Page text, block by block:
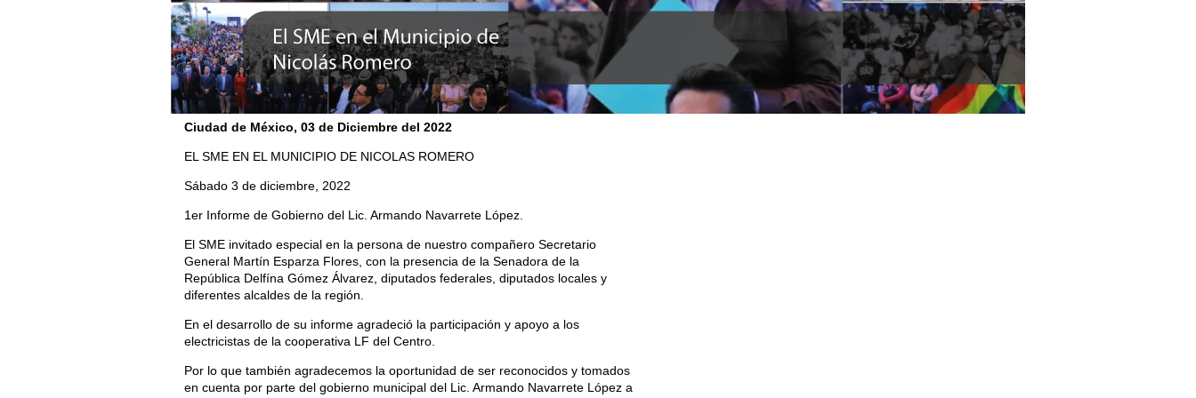
Ciudad de México, 03 de Diciembre del 2022
EL SME EN EL MUNICIPIO DE NICOLAS ROMERO
Sábado 3 de diciembre, 2022
1er Informe de Gobierno del Lic. Armando Navarrete López.
El SME invitado especial en la persona de nuestro compañero Secretario
General Martín Esparza Flores, con la presencia de la Senadora de la
República Delfína Gómez Álvarez, diputados federales, diputados locales y
diferentes alcaldes de la región.
En el desarrollo de su informe agradeció la participación y apoyo a los
electricistas de la cooperativa LF del Centro.
Por lo que también agradecemos la oportunidad de ser reconocidos y tomados
en cuenta por parte del gobierno municipal del Lic. Armando Navarrete López a